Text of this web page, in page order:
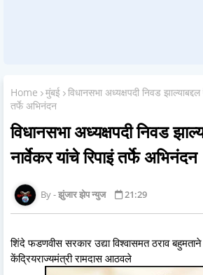
Home मुंबई विधानसभा अध्यक्षपदी निवड
तर्फे अभिनंदन
विधानसभा अध्यक्षपदी निवड
नार्वेकर यांचे रिपाइं तर्फे अभिनंदन
झुंजार झेप न्युज 21:29
शिंदे फडणवीस सरकार उद्या विश्वासमत ठराव
केंद्रियराज्यमंत्री रामदास आठवले